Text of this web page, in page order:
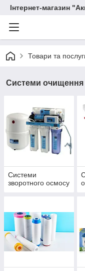
Інтернет-магазин
Товари та
Системи очищення
Системи
зворотного осмосу